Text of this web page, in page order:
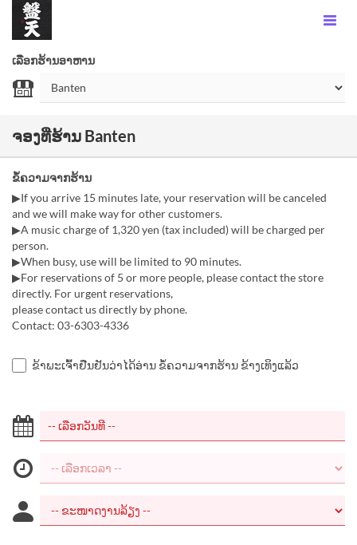
ເລືອກຮ້ານອາຫານ
ຈອງທີ່ຮ້ານ Banten
ຂໍ້ຄວາມຈາກຮ້ານ
▶If you arrive 15 minutes late, your reservation will be canceled
and we will make way for other customers.
▶A music charge of 1,320 yen (tax included) will be charged per
person.
▶When busy, use will be limited to 90 minutes.
▶For reservations of 5 or more people, please contact the store
directly. For urgent reservations,
please contact us directly by phone.
Contact: 03-6303-4336
ຂ້າພະເຈົ້າຢືນຢັນວ່າໄດ້ອ່ານ ຂໍ້ຄວາມຈາກຮ້ານ ຂ້າງເທິງແລ້ວ